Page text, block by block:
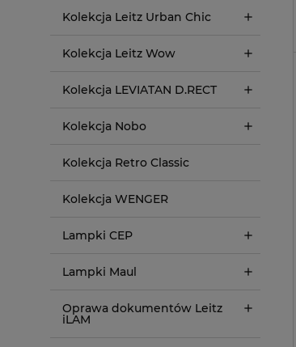
Kolekcja Leitz Urban Chic
Kolekcja Leitz Wow
Kolekcja LEVIATAN D.RECT
Kolekcja Nobo
Kolekcja Retro Classic
Kolekcja WENGER
Lampki CEP
Lampki Maul
Oprawa dokumentów Leitz
iLAM